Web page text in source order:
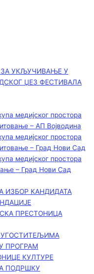
УКЉУЧИВАЊЕ У
ЏЕЗ ФЕСТИВАЛА
медијског простора
– АП Војводинa
медијског простора
– Град Нови Сад
медијског простора
– Град Нови Сад
ИЗБОР КАНДИДАТА
ПРЕСТОНИЦА
ПРОГРАМ
КУЛТУРЕ
ПОДРШКУ